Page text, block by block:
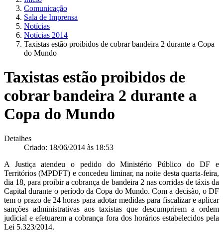
Comunicação
Sala de Imprensa
Notícias
Notícias 2014
Taxistas estão proibidos de cobrar bandeira 2 durante a Copa
do Mundo
Taxistas estão proibidos de
cobrar bandeira 2 durante a
Copa do Mundo
Detalhes
Criado: 18/06/2014 às 18:53
A Justiça atendeu o pedido do Ministério Público do DF e
Territórios (MPDFT) e concedeu liminar, na noite desta quarta-feira,
dia 18, para proibir a cobrança de bandeira 2 nas corridas de táxis da
Capital durante o período da Copa do Mundo. Com a decisão, o DF
tem o prazo de 24 horas para adotar medidas para fiscalizar e aplicar
sanções administrativas aos taxistas que descumprirem a ordem
judicial e efetuarem a cobrança fora dos horários estabelecidos pela
Lei 5.323/2014.